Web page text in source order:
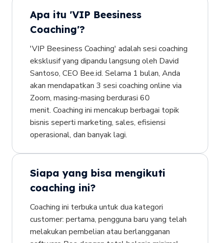
Apa itu 'VIP Beesiness
Coaching'?
'VIP Beesiness Coaching' adalah sesi coaching
eksklusif yang dipandu langsung oleh David
Santoso, CEO Bee.id. Selama 1 bulan, Anda
akan mendapatkan 3 sesi coaching online via
Zoom, masing-masing berdurasi 60
menit. Coaching ini mencakup berbagai topik
bisnis seperti marketing, sales, efisiensi
operasional, dan banyak lagi.
Siapa yang bisa mengikuti
coaching ini?
Coaching ini terbuka untuk dua kategori
customer: pertama, pengguna baru yang telah
melakukan pembelian atau berlangganan